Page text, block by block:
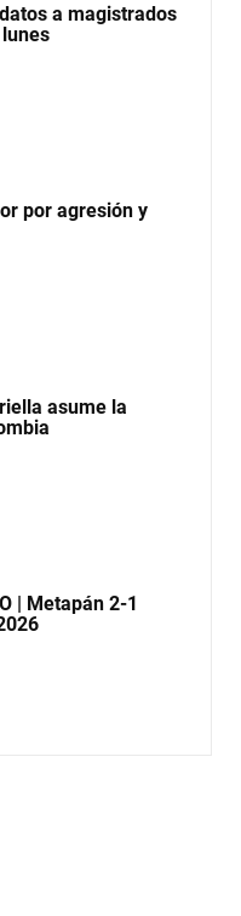
a magistrados
por agresión y
asume la
| Metapán 2-1